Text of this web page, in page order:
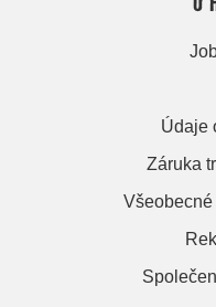
Údaje
Záruka